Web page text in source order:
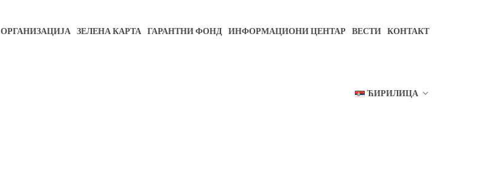
ОРГАНИЗАЦИЈА ЗЕЛЕНА КАРТА ГАРАНТНИ ФОНД ИНФОРМАЦИОНИ ЦЕНТАР ВЕСТИ КОНТАКТ
ЋИРИЛИЦА